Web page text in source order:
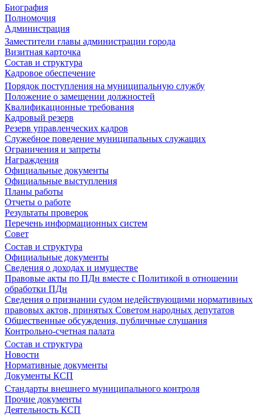
Биография
Полномочия
Администрация
Заместители главы администрации города
Визитная карточка
Состав и структура
Кадровое обеспечение
Порядок поступления на муниципальную службу
Положение о замещении должностей
Квалификационные требования
Кадровый резерв
Резерв управленческих кадров
Служебное поведение муниципальных служащих
Ограничения и запреты
Награждения
Официальные документы
Официальные выступления
Планы работы
Отчеты о работе
Результаты проверок
Перечень информационных систем
Совет
Состав и структура
Официальные документы
Сведения о доходах и имуществе
Правовые акты по ПДн вместе с Политикой в отношении
обработки ПДн
Сведения о признании судом недействующими нормативных
правовых актов, принятых Советом народных депутатов
Общественные обсуждения, публичные слушания
Контрольно-счетная палата
Состав и структура
Новости
Нормативные документы
Документы КСП
Стандарты внешнего муниципального контроля
Прочие документы
Деятельность КСП